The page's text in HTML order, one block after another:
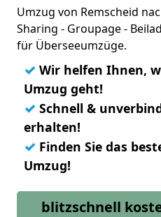
Umzug von Remscheid
Sharing - Groupage -
für Überseeumzüge.
✓ Wir helfen Ihnen,
Umzug geht!
✓ Schnell &
erhalten!
✓ Finden Sie das
Umzug!
blitzschnell